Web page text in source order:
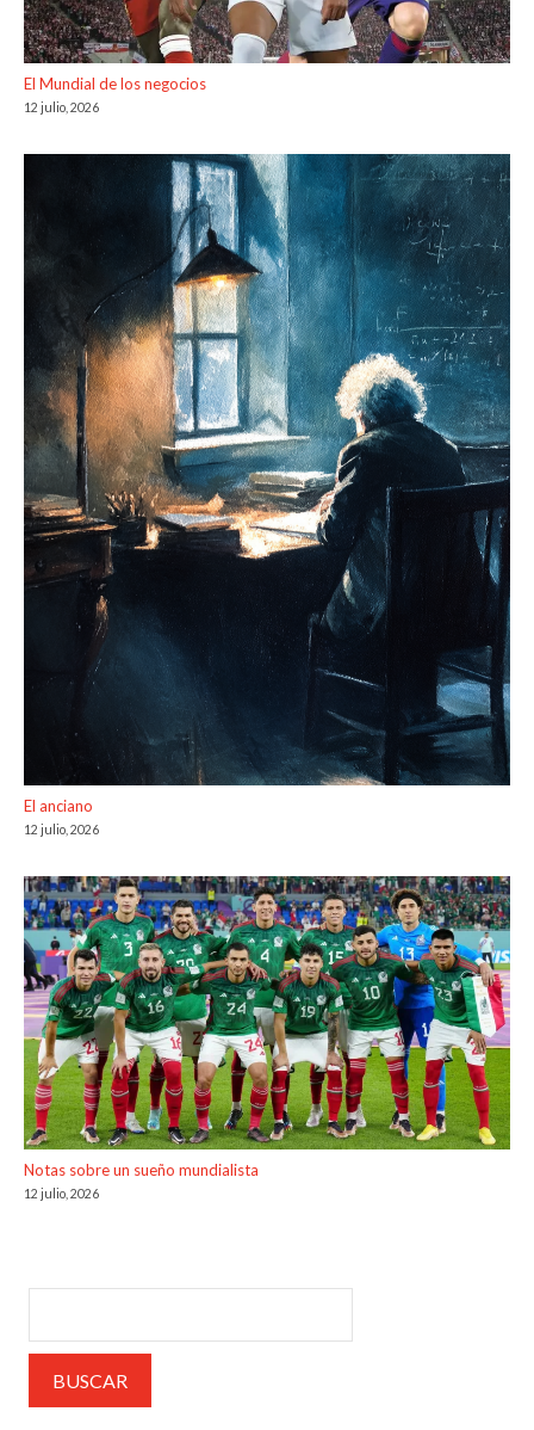
El Mundial de los negocios
12 julio, 2026
El anciano
12 julio, 2026
Notas sobre un sueño mundialista
12 julio, 2026